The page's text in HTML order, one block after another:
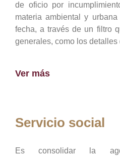
de oficio por
materia ambiental y
fecha, a través de un filtro
generales, como los
Ver más
Servicio social
Es consolidar la